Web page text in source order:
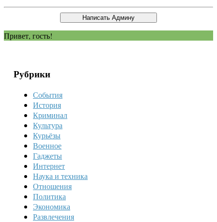
Привет, гость!
Рубрики
События
История
Криминал
Культура
Курьёзы
Военное
Гаджеты
Интернет
Наука и техника
Отношения
Политика
Экономика
Развлечения